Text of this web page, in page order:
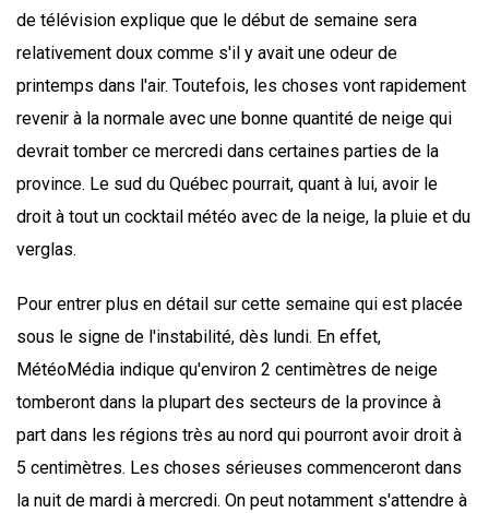
de télévision explique que le début de semaine sera
relativement doux comme s'il y avait une odeur de
printemps dans l'air. Toutefois, les choses vont rapidement
revenir à la normale avec une bonne quantité de neige qui
devrait tomber ce mercredi dans certaines parties de la
province. Le sud du Québec pourrait, quant à lui, avoir le
droit à tout un cocktail météo avec de la neige, la pluie et du
verglas.
Pour entrer plus en détail sur cette semaine qui est placée
sous le signe de l'instabilité, dès lundi. En effet,
MétéoMédia indique qu'environ 2 centimètres de neige
tomberont dans la plupart des secteurs de la province à
part dans les régions très au nord qui pourront avoir droit à
5 centimètres. Les choses sérieuses commenceront dans
la nuit de mardi à mercredi. On peut notamment s'attendre à